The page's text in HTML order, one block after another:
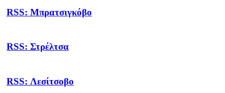
RSS: Μπρατσιγκόβο
RSS: Στρέλτσα
RSS: Λεσίτσοβο